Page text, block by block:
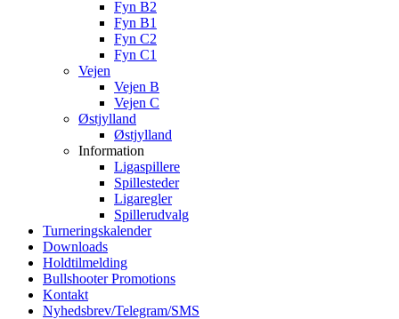
Fyn B2
Fyn B1
Fyn C2
Fyn C1
Vejen
Vejen B
Vejen C
Østjylland
Østjylland
Information
Ligaspillere
Spillesteder
Ligaregler
Spillerudvalg
Turneringskalender
Downloads
Holdtilmelding
Bullshooter Promotions
Kontakt
Nyhedsbrev/Telegram/SMS